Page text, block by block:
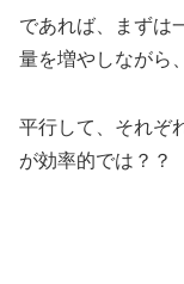
であれば、まずは
量を増やしながら、
平行して、それぞ
が効率的では？？